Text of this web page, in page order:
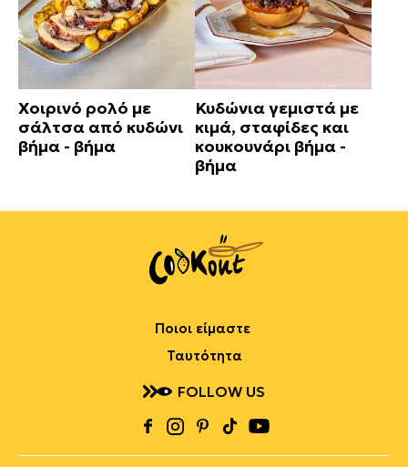
Χοιρινό ρολό με
σάλτσα από κυδώνι
βήμα - βήμα
Κυδώνια γεμιστά με
κιμά, σταφίδες και
κουκουνάρι βήμα -
βήμα
Ποιοι είμαστε
Ταυτότητα
FOLLOW US